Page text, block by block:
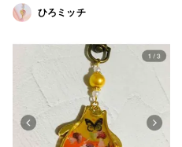
ホワイトチョコ色でとても可愛
いくなりました。 真ん中に小
た一点物になってます。 小さ
いクマさんの空枠にネイルで塗
り塗りしてシマエナガちゃんを
封入しました。 #アクセサリー
部 #キーホルダー #シリコンモ
ひろミッチ